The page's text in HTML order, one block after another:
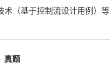
术（基于控制流设计用例）等
真题